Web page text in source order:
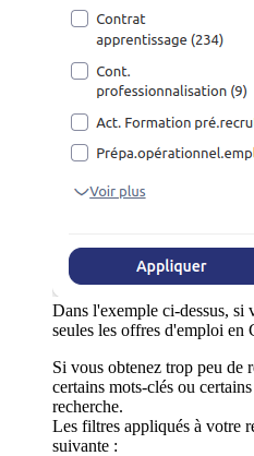
Dans l'exemple ci-dessus,
seules les offres d'emploi en
Si vous obtenez trop peu de
certains mots-clés ou
recherche.
Les filtres appliqués à votre
suivante :